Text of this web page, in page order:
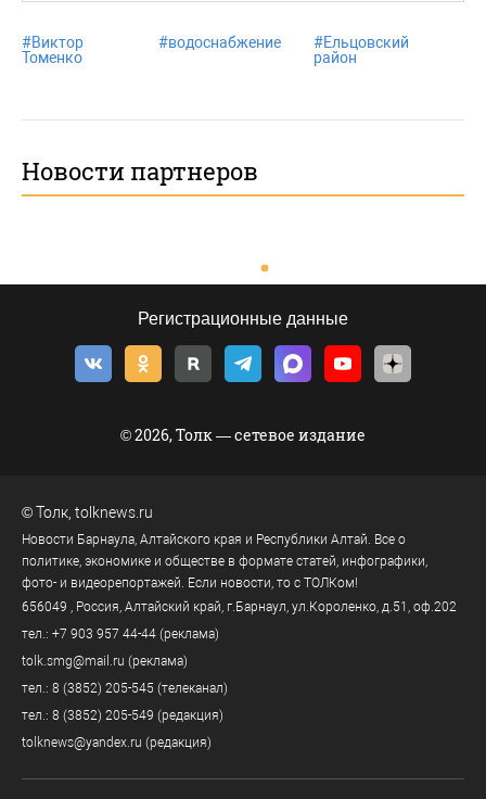
#Виктор
Томенко
#водоснабжение #Ельцовский
район
Новости партнеров
Регистрационные данные
© 2026, Толк — сетевое издание
©Толк tolknews.ru
Новости Барнаула, Алтайского края и Республики Алтай. Все о
политике, экономике и обществе в формате статей, инфографики,
фото- и видеорепортажей. Если новости, то с ТОЛКом!
656049 , Россия, Алтайский край, г.Барнаул, ул.Короленко, д.51, оф.202
тел.: +7 903 957 44-44 (реклама)
tolk.smg@mail.ru (реклама)
тел.: 8 (3852) 205-545 (телеканал)
тел.: 8 (3852) 205-549 (редакция)
tolknews@yandex.ru (редакция)